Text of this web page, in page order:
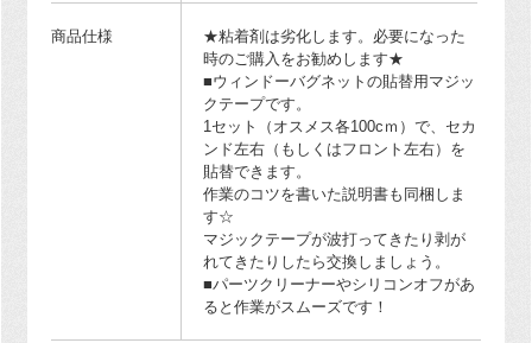
商品仕様
★粘着剤は劣化します。必要になった
時のご購入をお勧めします★
■ウィンドーバグネットの貼替用マジッ
クテープです。
1セット（オスメス各100cｍ）で、セカ
ンド左右（もしくはフロント左右）を
貼替できます。
作業のコツを書いた説明書も同梱しま
す☆
マジックテープが波打ってきたり剥が
れてきたりしたら交換しましょう。
■パーツクリーナーやシリコンオフがあ
ると作業がスムーズです！